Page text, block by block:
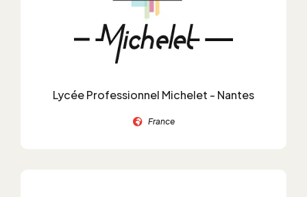
Lycée Professionnel Michelet - Nantes
France